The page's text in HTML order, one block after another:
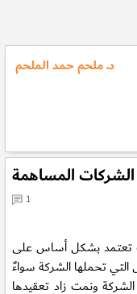
د. ملحم حمد الملحم
المساهمة
1
تعتمد بشكل أساس على
التي تحملها الشركة سواءٌ
ونمت زاد تعقيدها